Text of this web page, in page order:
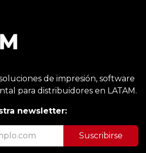
de impresión, software
para distribuidores en LATAM.
newsletter:
Suscribirse